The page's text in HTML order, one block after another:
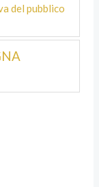
del pubblico